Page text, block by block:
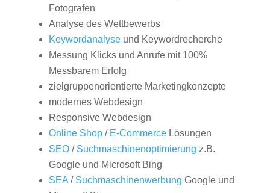
Fotografen
Analyse des Wettbewerbs
Keywordanalyseund Keywordrecherche
Messung Klicks und Anrufe mit 100%
Messbarem Erfolg
zielgruppenorientierte Marketingkonzepte
modernes Webdesign
Responsive Webdesign
Online Shop/ E-CommerceLösungen
SEO/ Suchmaschinenoptimierung z.B.
Google und Microsoft Bing
SEA/ Suchmaschinenwerbung Google und